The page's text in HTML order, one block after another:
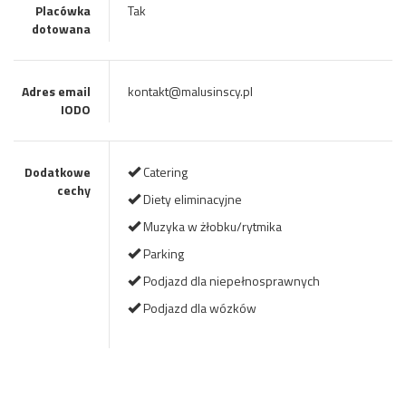
Placówka
dotowana
Tak
Adres email
IODO
kontakt@malusinscy.pl
Dodatkowe
cechy
Catering
Diety eliminacyjne
Muzyka w żłobku/rytmika
Parking
Podjazd dla niepełnosprawnych
Podjazd dla wózków